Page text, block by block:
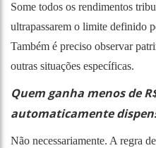
Some todos os rendimentos
ultrapassarem o limite definido
Também é preciso observar
outras situações específicas.
Quem ganha menos de
automaticamente
Não necessariamente. A regra